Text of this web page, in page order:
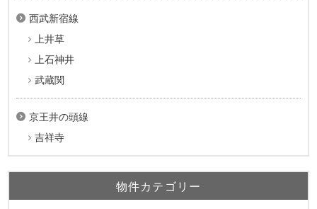
西武新宿線
上井草
上石神井
武蔵関
京王井の頭線
吉祥寺
物件カテゴリー